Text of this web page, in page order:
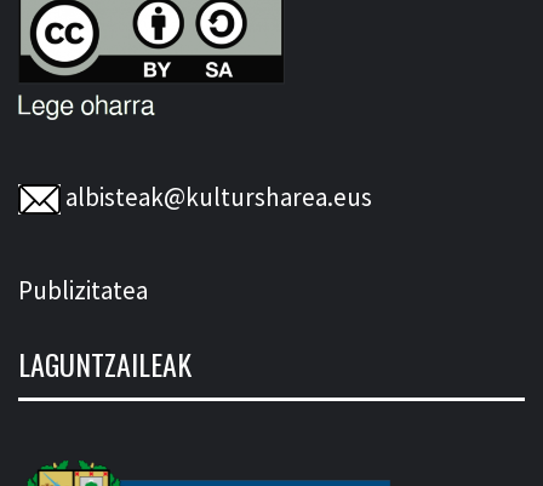
albisteak@kultursharea.eus
Publizitatea
LAGUNTZAILEAK